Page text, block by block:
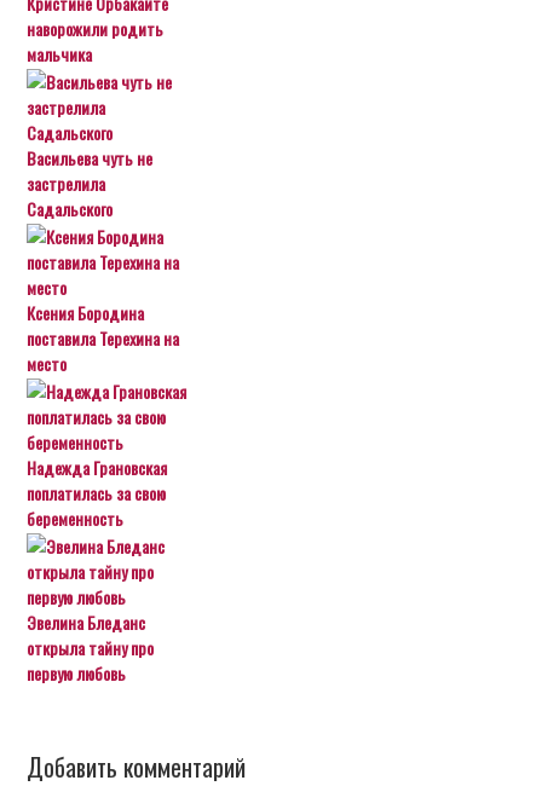
наворожили родить
мальчика
Васильева чуть не
застрелила
Садальского
Ксения Бородина
поставила Терехина на
место
Надежда Грановская
поплатилась за свою
беременность
Эвелина Бледанс
открыла тайну про
первую любовь
Добавить комментарий